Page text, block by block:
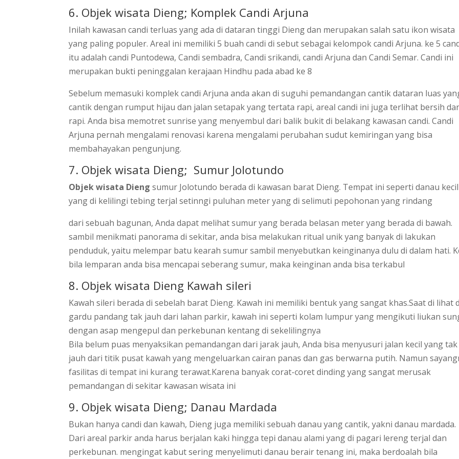
6. Objek wisata Dieng; Komplek Candi Arjuna
Inilah kawasan candi terluas yang ada di dataran tinggi Dieng dan merupakan salah satu ikon wisata
yang paling populer. Areal ini memiliki 5 buah candi di sebut sebagai kelompok candi Arjuna. ke 5
itu adalah candi Puntodewa, Candi sembadra, Candi srikandi, candi Arjuna dan Candi Semar. Candi ini
merupakan bukti peninggalan kerajaan Hindhu pada abad ke 8
Sebelum memasuki komplek candi Arjuna anda akan di suguhi pemandangan cantik dataran luas
cantik dengan rumput hijau dan jalan setapak yang tertata rapi, areal candi ini juga terlihat bersih
rapi. Anda bisa memotret sunrise yang menyembul dari balik bukit di belakang kawasan candi. Candi
Arjuna pernah mengalami renovasi karena mengalami perubahan sudut kemiringan yang bisa
membahayakan pengunjung.
7. Objek wisata Dieng; Sumur Jolotundo
Objek wisata Dieng sumur Jolotundo berada di kawasan barat Dieng. Tempat ini seperti danau kecil
yang di kelilingi tebing terjal setinngi puluhan meter yang di selimuti pepohonan yang rindang
dari sebuah bagunan, Anda dapat melihat sumur yang berada belasan meter yang berada di bawah.
sambil menikmati panorama di sekitar, anda bisa melakukan ritual unik yang banyak di lakukan
penduduk, yaitu melempar batu kearah sumur sambil menyebutkan keinginanya dulu di dalam hati.
bila lemparan anda bisa mencapai seberang sumur, maka keinginan anda bisa terkabul
8. Objek wisata Dieng Kawah sileri
Kawah sileri berada di sebelah barat Dieng. Kawah ini memiliki bentuk yang sangat khas.Saat di lihat
gardu pandang tak jauh dari lahan parkir, kawah ini seperti kolam lumpur yang mengikuti liukan
dengan asap mengepul dan perkebunan kentang di sekelilingnya
Bila belum puas menyaksikan pemandangan dari jarak jauh, Anda bisa menyusuri jalan kecil yang tak
jauh dari titik pusat kawah yang mengeluarkan cairan panas dan gas berwarna putih. Namun
fasilitas di tempat ini kurang terawat.Karena banyak corat-coret dinding yang sangat merusak
pemandangan di sekitar kawasan wisata ini
9. Objek wisata Dieng; Danau Mardada
Bukan hanya candi dan kawah, Dieng juga memiliki sebuah danau yang cantik, yakni danau mardada.
Dari areal parkir anda harus berjalan kaki hingga tepi danau alami yang di pagari lereng terjal dan
perkebunan. mengingat kabut sering menyelimuti danau berair tenang ini, maka berdoalah bila